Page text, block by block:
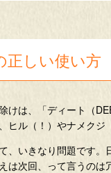
しい使い方
けは、「ディート（
ヒル（！）やナメクジ
、いきなり問題です。
は次回、って言うのは